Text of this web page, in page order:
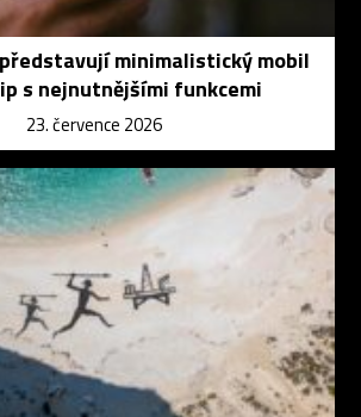
minimalistický mobil
s nejnutnějšími funkcemi
23. července 2026